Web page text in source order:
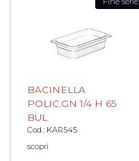
BACINELLA
POLIC.GN 1/4 H 65
BUL
Cod.: KAR545
scopri